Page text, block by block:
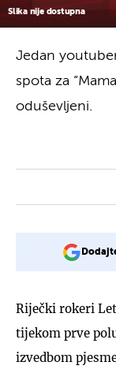
Slika nije dostupna
Jedan
spota za
oduševljeni.
Riječki rokeri
tijekom prve
izvedbom